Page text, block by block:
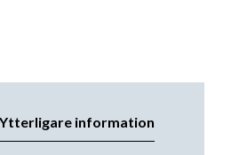
Ytterligare information